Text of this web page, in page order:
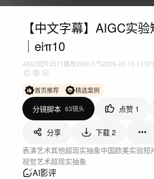
【中文字幕】AIGC实验
｜eiπ10
AIGC短片3571 播放3950人气2026-05-15 13:37
首页推荐 精选案例
分镜脚本 63镜头 点赞 1
分享 下载 2
表演艺术其他超现实抽象中国欧美实验短
视觉艺术超现实抽象
AI影评